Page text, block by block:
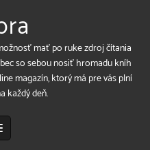
mať po ruke zdroj čítania
so sebou nosiť hromadu kníh
magazín, ktorý má pre vás plní
každý deň.